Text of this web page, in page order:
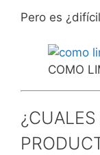
Pero es
COMO